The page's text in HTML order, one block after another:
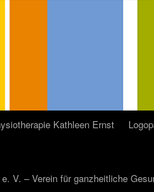
Kathleen Ernst
V. – Verein für ganzheitliche